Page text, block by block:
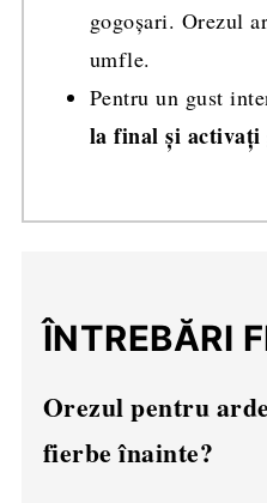
gogoșari. Orezul
umfle.
Pentru un gust
la final și
ÎNTREBĂRI
Orezul pentru
fierbe înainte?